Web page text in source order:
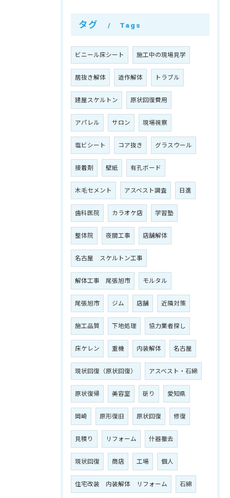
タグ Tags
ビニール床シート 施工中の現場見学
居抜き解体 造作解体 トラブル
建屋スケルトン 原状回復費用
アパレル サロン 現場視察
塩ビシート コア抜き グラスウール
接着剤 壁紙 有孔ボード
木毛セメント アスベスト調査 日進
歯科医院 カラオケ店 学習塾
整体院 夜間工事 店舗解体
名古屋 スケルトン工事
解体工事 尾張旭市 モルタル
尾張旭市 ジム 店舗 近隣対策
施工品質 下地処理 協力業者探し
床ケレン 重機 内装解体 名古屋
現状回復（原状回復） アスベスト・石綿
原状復帰 美容室 斫り 愛知県
岡崎 原形復旧 原状回復 修復
見積り リフォーム 什器撤去
現状回復 商店 工場 個人
住宅改装 内装解体 リフォーム 石綿